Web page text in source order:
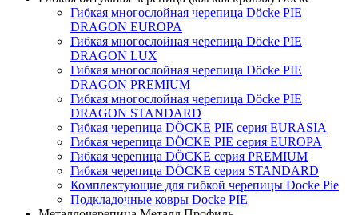
Гибкая многослойная черепица Döcke PIE
DRAGON EUROPA
Гибкая многослойная черепица Döcke PIE
DRAGON LUX
Гибкая многослойная черепица Döcke PIE
DRAGON PREMIUM
Гибкая многослойная черепица Döcke PIE
DRAGON STANDARD
Гибкая черепица DÖCKE PIE серия EURASIA
Гибкая черепица DÖCKE PIE серия EUROPA
Гибкая черепица DÖCKE серия PREMIUM
Гибкая черепица DÖCKE серия STANDARD
Комплектующие для гибкой черепицы Docke Pie
Подкладочные ковры Docke PIE